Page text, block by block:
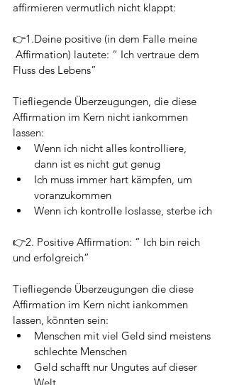
affirmieren vermutlich nicht klappt:
👉1.Deine positive (in dem Falle meine
Affirmation) lautete: “ Ich vertraue dem
Fluss des Lebens”
Tiefliegende Überzeugungen, die diese
Affirmation im Kern nicht iankommen
lassen:
Wenn ich nicht alles kontrolliere,
dann ist es nicht gut genug
Ich muss immer hart kämpfen, um
voranzukommen
Wenn ich kontrolle loslasse, sterbe ich
👉2. Positive Affirmation: “ Ich bin reich
und erfolgreich”
Tiefliegende Überzeugungen die diese
Affirmation im Kern nicht iankommen
lassen, könnten sein:
Menschen mit viel Geld sind meistens
schlechte Menschen
Geld schafft nur Ungutes auf dieser